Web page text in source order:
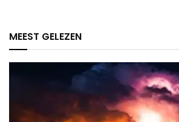
MEEST GELEZEN